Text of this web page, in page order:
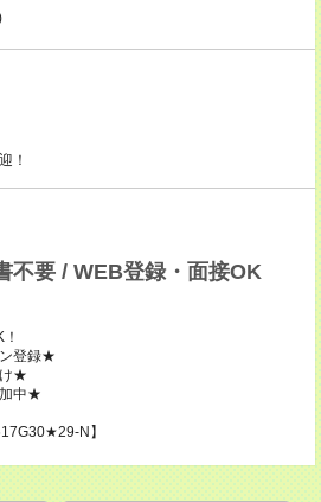
！
不要 / WEB登録・面接OK
登録★
け★
加中★
N】